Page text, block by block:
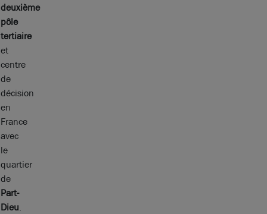
deuxième
pôle
tertiaire
et
centre
de
décision
en
France
avec
le
quartier
de
Part-
Dieu.